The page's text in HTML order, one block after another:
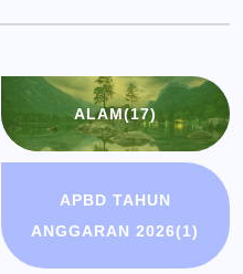
ALAM(17)
APBD TAHUN
ANGGARAN 2026(1)